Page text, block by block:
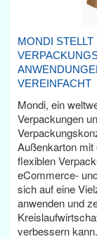
MONDI
VEREINFACHT
Mondi, ein
Verpackungen
Außenkarton
flexiblen
eCommerce-
sich auf eine
anwenden und
verbessern kann.